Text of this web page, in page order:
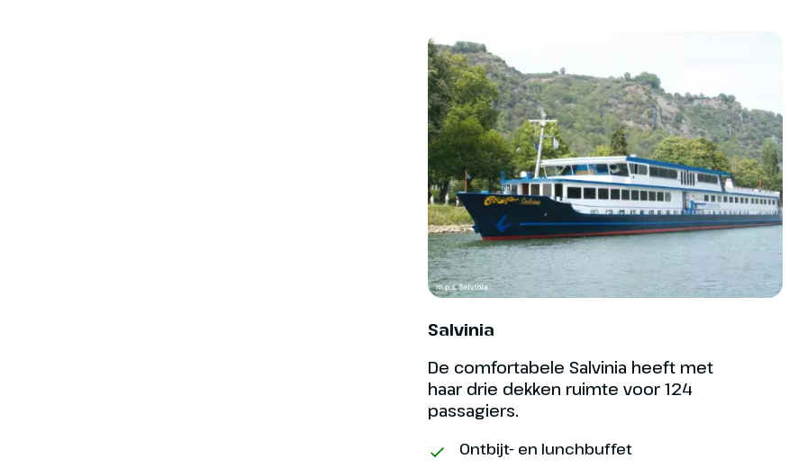
Vanavond heb je de mogelijkheid om de
kerstnachtmis bij te wonen in één van de
lokale kerken, een bijzonder moment.
Historisch Bonn
Eerste Kerstdag: Boppard - Keulen
Vrolijk kerstfeest! Na een feestelijk ontbijt kun
de loop van de ochtend varen we naar Keulen
waar we aan het einde van de dag aan komen.
Aan boord zijn voorbereidingen voor het
kerstdiner in volle gang. Vanavond geniet je
Salvinia
De comfortabele Salvinia heeft met
haar drie dekken ruimte voor 124
passagiers.
Ontbijt- en lunchbuffet
Taal, service en
betalingen aan
Engels of Duits wordt
Nederlandssprekende
aanwezig om je te
Aan het einde van de
boord voldoen met je
niet mogelijk om aan
pinpas.
Gebruik aan boord is